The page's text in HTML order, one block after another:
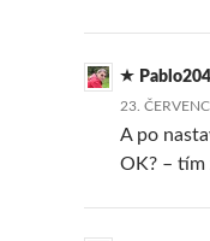
23.
A po
OK? – tím